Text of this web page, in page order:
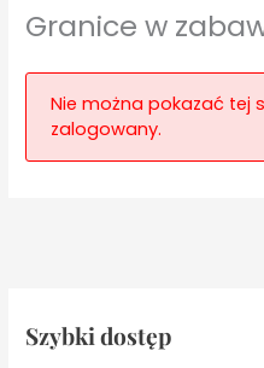
Szybki dostęp
Granice w
Nie można pokazać tej
zalogowany.